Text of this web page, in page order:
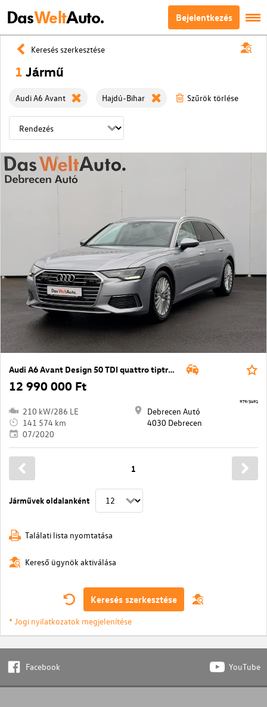
DasWeltAuto. Bejelentkezés
Keresés szerkesztése
1 Jármű
Audi A6 Avant Hajdú-Bihar Szűrök törlése
Audi A6 Avant Design 50 TDI quattro tiptronic
12 990 000 Ft
210 kW/286 LE
141 574 km
07/2020
Debrecen Autó
4030 Debrecen
979/3491
Járművek oldalanként
1
Találati lista nyomtatása
Kereső ügynök aktiválása
Keresés szerkesztése
* Jogi nyilatkozatok megjelenítése
Facebook YouTube